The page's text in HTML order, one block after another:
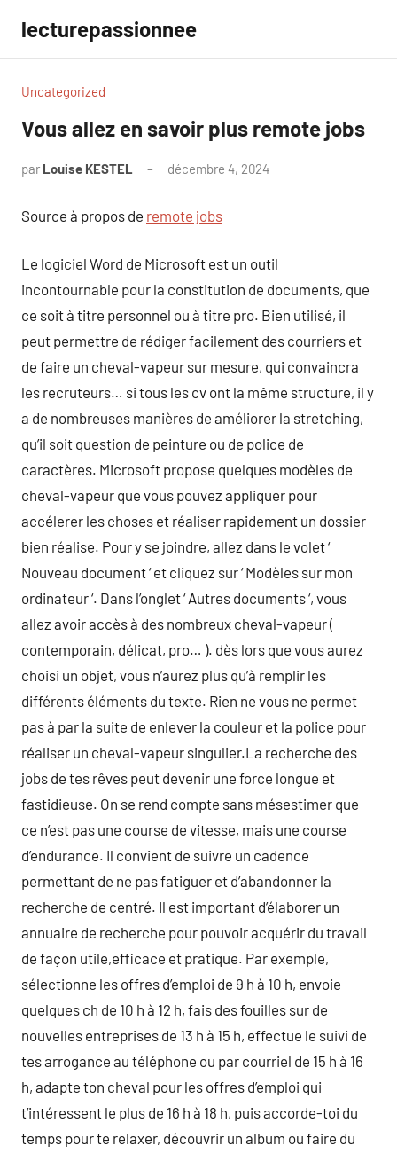
contenu
lecturepassionnee
Uncategorized
Vous allez en savoir plus remote jobs
par Louise KESTEL décembre 4, 2024
Source à propos de remote jobs
Le logiciel Word de Microsoft est un outil
incontournable pour la constitution de documents, que
ce soit à titre personnel ou à titre pro. Bien utilisé, il
peut permettre de rédiger facilement des courriers et
de faire un cheval-vapeur sur mesure, qui convaincra
les recruteurs… si tous les cv ont la même structure, il y
a de nombreuses manières de améliorer la stretching,
qu’il soit question de peinture ou de police de
caractères. Microsoft propose quelques modèles de
cheval-vapeur que vous pouvez appliquer pour
accélerer les choses et réaliser rapidement un dossier
bien réalise. Pour y se joindre, allez dans le volet ‘
Nouveau document ‘ et cliquez sur ‘ Modèles sur mon
ordinateur ‘. Dans l’onglet ‘ Autres documents ‘, vous
allez avoir accès à des nombreux cheval-vapeur (
contemporain, délicat, pro… ). dès lors que vous aurez
choisi un objet, vous n’aurez plus qu’à remplir les
différents éléments du texte. Rien ne vous ne permet
pas à par la suite de enlever la couleur et la police pour
réaliser un cheval-vapeur singulier.La recherche des
jobs de tes rêves peut devenir une force longue et
fastidieuse. On se rend compte sans mésestimer que
ce n’est pas une course de vitesse, mais une course
d’endurance. Il convient de suivre un cadence
permettant de ne pas fatiguer et d’abandonner la
recherche de centré. Il est important d’élaborer un
annuaire de recherche pour pouvoir acquérir du travail
de façon utile,efficace et pratique. Par exemple,
sélectionne les offres d’emploi de 9 h à 10 h, envoie
quelques ch de 10 h à 12 h, fais des fouilles sur de
nouvelles entreprises de 13 h à 15 h, effectue le suivi de
tes arrogance au téléphone ou par courriel de 15 h à 16
h, adapte ton cheval pour les offres d’emploi qui
t’intéressent le plus de 16 h à 18 h, puis accorde-toi du
temps pour te relaxer, découvrir un album ou faire du